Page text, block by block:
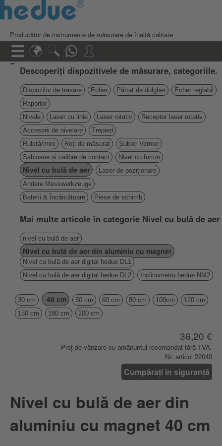
Producător de instrumente de măsurare de înaltă calitate
Descoperiți dispozitivele de măsurare, categoriile.
Dispozitiv de trasare Echer Pătrat de dulgher
Echer reglabil
Raportor
Nivele
Laser cu linie Laser rotativ
Receptor laser rotativ
Accesorii de nivelare
Trepied
Ruletă/mire
Roți de măsurat
Șubler Vernier
Șabloane și calibre de contact
Nivel cu furtun
Nivel cu bulă de aer
Laser de poziționare
Andere Messwerkzeuge
Baterii & Încărcătoare
Piese de schimb
Mai multe articole în categorie Nivel cu bulă de aer
nivel cu bulă de aer
Nivel cu bulă de aer din aluminiu cu magnet
Nivel cu bulă de aer digital hedue DL1
Nivel cu bulă de aer digital hedue DL2
Inclinometru hedue NM2
30 cm 40 cm 50 cm 60 cm 80 cm 100cm
120 cm
150 cm
180 cm 200 cm
36,20 €
Preț de vânzare cu amănuntul recomandat fără TVA.
Nr. articol 22040
Cumpărați în siguranță
Nivel cu bulă de aer din
aluminiu cu magnet 40 cm